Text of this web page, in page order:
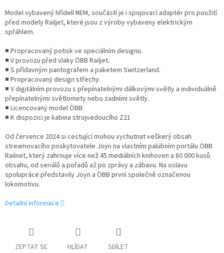
Model vybavený hřídelí NEM, součástí je i spojovací adaptér pro použití
před modely Railjet, které jsou z výroby vybaveny elektrickým
spřáhlem.
■ Propracovaný potisk ve speciálním designu.
■ V provozu před vlaky ÖBB Railjet.
■ S přídavným pantografem a paketem Switzerland.
■ Propracovaný design střechy.
■ V digitálním provozu s přepínatelnými dálkovými světly a individuálně
přepínatelnými světlomety nebo zadními světly.
■ Licencovaný model ÖBB
■ K dispozici je kabina strojvedoucího Z21
Od července 2024 si cestující mohou vychutnat veškerý obsah
streamovacího poskytovatele Joyn na vlastním palubním portálu ÖBB
Railnet, který zahrnuje více než 45 mediálních knihoven a 80 000 kusů
obsahu, od seriálů a pořadů až po zprávy a zábavu. Na oslavu
spolupráce představily Joyn a ÖBB první společně označenou
lokomotivu.
Detailní informace
ZEPTAT SE HLÍDAT SDÍLET